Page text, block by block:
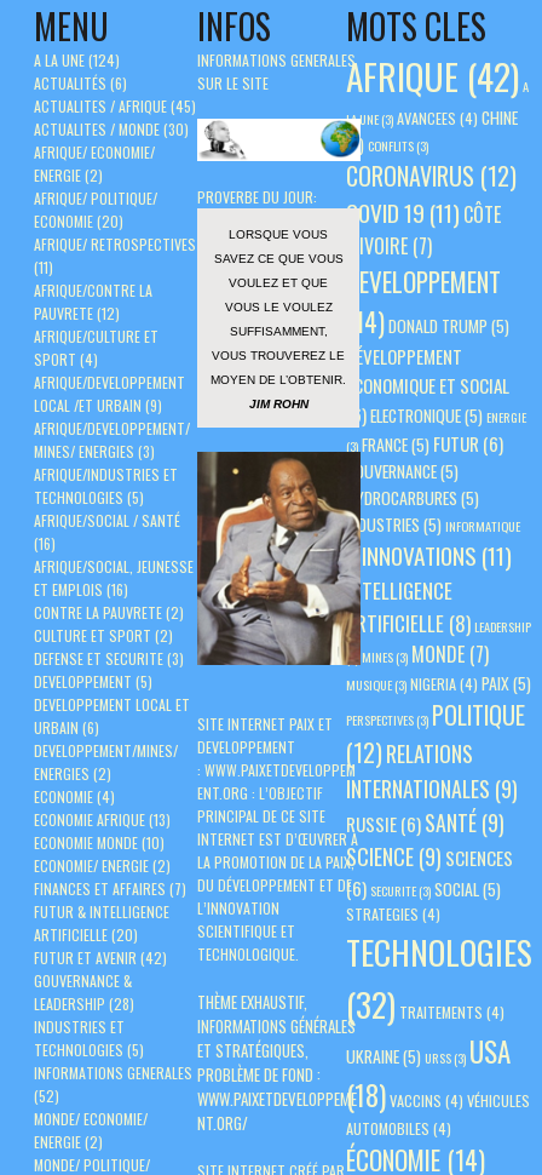
MENU
A LA UNE(124)
ACTUALITÉS (6)
ACTUALITES / AFRIQUE(45)
ACTUALITES / MONDE(30)
AFRIQUE/ ECONOMIE/
ENERGIE(2)
AFRIQUE/ POLITIQUE/
ECONOMIE(20)
AFRIQUE/ RETROSPECTIVES
(11)
AFRIQUE/CONTRE LA
PAUVRETE(12)
AFRIQUE/CULTURE ET
SPORT (4)
AFRIQUE/DEVELOPPEMENT
LOCAL /ET URBAIN (9)
AFRIQUE/DEVELOPPEMENT/
MINES/ ENERGIES (3)
AFRIQUE/INDUSTRIES ET
TECHNOLOGIES (5)
AFRIQUE/SOCIAL / SANTÉ
(16)
AFRIQUE/SOCIAL, JEUNESSE
ET EMPLOIS (16)
CONTRE LA PAUVRETE(2)
CULTURE ET SPORT (2)
DEFENSE ET SECURITE(3)
DEVELOPPEMENT (5)
DEVELOPPEMENT LOCAL ET
URBAIN (6)
DEVELOPPEMENT/MINES/
ENERGIES (2)
ECONOMIE(4)
ECONOMIE AFRIQUE(13)
ECONOMIE MONDE(10)
ECONOMIE/ ENERGIE(2)
FINANCES ET AFFAIRES (7)
FUTUR & INTELLIGENCE
ARTIFICIELLE(20)
FUTUR ET AVENIR (42)
GOUVERNANCE &
LEADERSHIP (28)
INDUSTRIES ET
TECHNOLOGIES (5)
INFORMATIONS GENERALES
(52)
MONDE/ ECONOMIE/
ENERGIE(2)
MONDE/ POLITIQUE/
MOTS CLES
AFRIQUE (42) A
LA UNE(3)AVANCEES (4) CHINE
(5)CONFLITS(3)
CORONAVIRUS (12)
COVID 19 (11) CÔTE
D'IVOIRE (7)
DEVELOPPEMENT
(14)DONALD TRUMP(5)
DÉVELOPPEMENT
ÉCONOMIQUE ET SOCIAL
(6)ELECTRONIQUE(5)ENERGIE
(3)FRANCE(5)FUTUR (6)
GOUVERNANCE(5)
HYDROCARBURES(5)
INDUSTRIES(5)INFORMATIQUE
(3) INNOVATIONS (11)
INTELLIGENCE
ARTIFICIELLE (8)LEADERSHIP
(3)MINES(3) MONDE (7)
MUSIQUE(3)NIGERIA(4) PAIX(5)
PERSPECTIVES(3) POLITIQUE
(12)RELATIONS
INTERNATIONALES (9)
RUSSIE(6)SANTÉ(9)
SCIENCE(9) SCIENCES
(6) SECURITE(3)SOCIAL(5)
STRATEGIES (4)
TECHNOLOGIES
(32) TRAITEMENTS (4)
UKRAINE(5)URSS(3) USA
(18)VACCINS (4) VÉHICULES
AUTOMOBILES (4)
ÉCONOMIE (14)
INFOS
INFORMATIONS GENERALES
SUR LE SITE
PROVERBE DU JOUR:
LORSQUE VOUS
SAVEZ CE QUE VOUS
VOULEZ ET QUE
VOUS LE VOULEZ
SUFFISAMMENT,
VOUS TROUVEREZ LE
MOYEN DE L’OBTENIR.
JIM ROHN
SITE INTERNET PAIX ET
DEVELOPPEMENT
:WWW.PAIXETDEVELOPPEM
ENT.ORG : L’OBJECTIF
PRINCIPAL DE CE SITE
INTERNET EST D’ŒUVRER À
LA PROMOTION DE LA PAIX,
DU DÉVELOPPEMENT ET DE
L’INNOVATION
SCIENTIFIQUE ET
TECHNOLOGIQUE.
THÈME EXHAUSTIF,
INFORMATIONS GÉNÉRALES
ET STRATÉGIQUES,
PROBLÈME DE FOND :
WWW.PAIXETDEVELOPPEME
NT.ORG/
SITE INTERNET CRÉÉ PAR :